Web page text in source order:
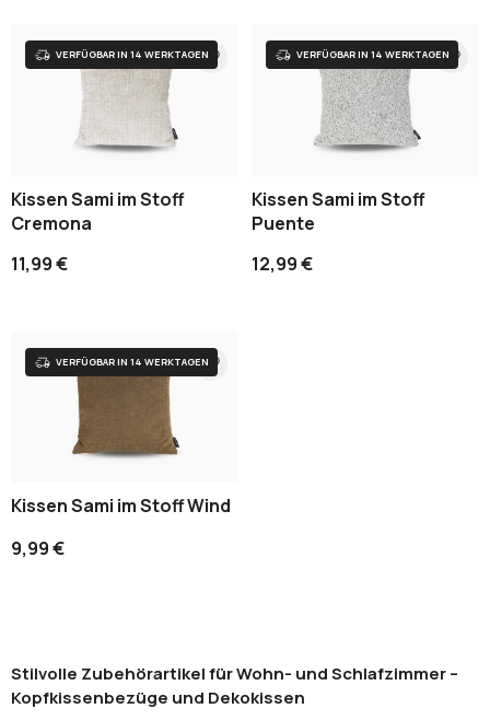
Kissen Sami im Stoff
Cremona
11,99 €
Kissen Sami im Stoff
Puente
12,99 €
Kissen Sami im Stoff Wind
9,99 €
Stilvolle Zubehörartikel für Wohn- und Schlafzimmer –
Kopfkissenbezüge und Dekokissen